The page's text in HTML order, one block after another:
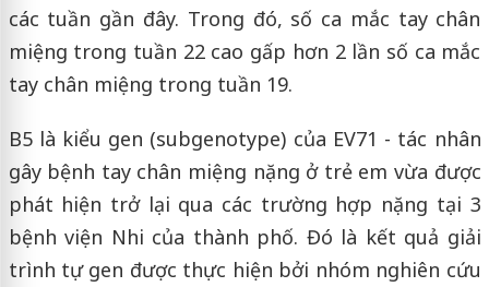
các tuần gần đây. Trong đó, số ca mắc tay chân
miệng trong tuần 22 cao gấp hơn 2 lần số ca mắc
tay chân miệng trong tuần 19.
B5 là kiểu gen (subgenotype) của EV71 - tác nhân
gây bệnh tay chân miệng nặng ở trẻ em vừa được
phát hiện trở lại qua các trường hợp nặng tại 3
bệnh viện Nhi của thành phố. Đó là kết quả giải
trình tự gen được thực hiện bởi nhóm nghiên cứu